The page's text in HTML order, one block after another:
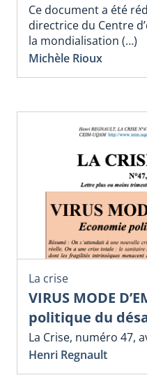
Ce document a été
directrice du Centre
la mondialisation (…)
Michèle Rioux
La crise
VIRUS MODE
politique du
La Crise, numéro 47,
Henri Regnault